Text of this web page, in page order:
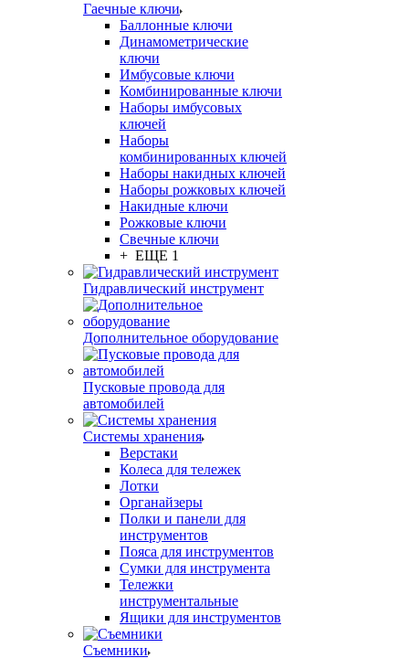
Гаечные ключи
Баллонные ключи
Динамометрические
ключи
Имбусовые ключи
Комбинированные ключи
Наборы имбусовых
ключей
Наборы
комбинированных ключей
Наборы накидных ключей
Наборы рожковых ключей
Накидные ключи
Рожковые ключи
Свечные ключи
+ ЕЩЕ 1
Гидравлический инструмент
Дополнительное оборудование
Пусковые провода для
автомобилей
Системы хранения
Верстаки
Колеса для тележек
Лотки
Органайзеры
Полки и панели для
инструментов
Пояса для инструментов
Сумки для инструмента
Тележки
инструментальные
Ящики для инструментов
Съемники